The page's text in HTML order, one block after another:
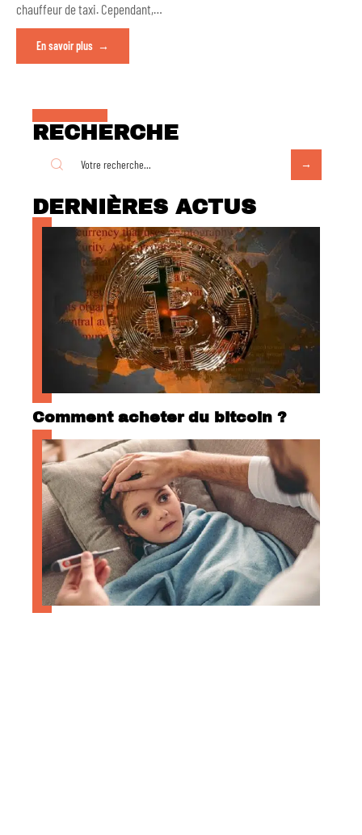
chauffeur de taxi. Cependant,…
En savoir plus
RECHERCHE
DERNIÈRES ACTUS
Comment acheter du bitcoin ?